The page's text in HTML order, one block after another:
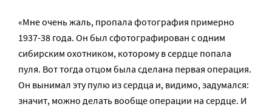
«Мне очень жаль, пропала фотография примерно
1937-38 года. Он был сфотографирован с одним
сибирским охотником, которому в сердце попала
пуля. Вот тогда отцом была сделана первая операция.
Он вынимал эту пулю из сердца и, видимо, задумался:
значит, можно делать вообще операции на сердце. И